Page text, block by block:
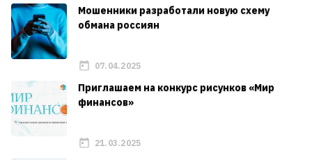
Мошенники разработали новую схему
обмана россиян
07.04.2025
Приглашаем на конкурс рисунков «Мир
финансов»
21.03.2025